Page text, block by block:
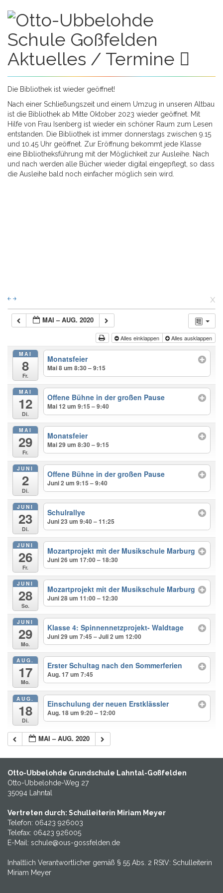
Aktuelles / Termine
Die Bibliothek ist wieder geöffnet!
Nach einer Schließungszeit und einem Umzug in unseren Altbau
ist die Bibliothek ab Mitte Oktober 2023 wieder geöffnet. Mit
Hilfe von Frau Isenberg ist wieder ein schöner Raum zum Lesen
entstanden. Die Bibliothek ist immer donnerstags zwischen 9.15
und 10.45 Uhr geöffnet. Zur Eröffnung bekommt jede Klasse
eine Bibliotheksführung mit der Möglichkeit zur Ausleihe. Nach
und nach werden alle Bücher wieder digital eingepflegt, so dass
die Ausleihe bald noch einfacher möglich sein wird.
￩ ￫ x
MAI – AUG. 2020
Alles einklappen Alles ausklappen
MAI
8
Fr.
Monatsfeier
Mai 8 um 8:30 – 9:15
MAI
12
Di.
Offene Bühne in der großen Pause
Mai 12 um 9:15 – 9:40
MAI
29
Fr.
Monatsfeier
Mai 29 um 8:30 – 9:15
JUNI
2
Di.
Offene Bühne in der großen Pause
Juni 2 um 9:15 – 9:40
JUNI
23
Di.
Schulrallye
Juni 23 um 9:40 – 11:25
JUNI
26
Fr.
Mozartprojekt mit der Musikschule Marburg
Juni 26 um 17:00 – 18:30
JUNI
28
So.
Mozartprojekt mit der Musikschule Marburg
Juni 28 um 11:00 – 12:30
JUNI
29
Mo.
Klasse 4: Spinnennetzprojekt- Waldtage
Juni 29 um 7:45 – Juli 2 um 12:00
AUG.
17
Mo.
Erster Schultag nach den Sommerferien
Aug. 17 um 7:45
AUG.
18
Di.
Einschulung der neuen Erstklässler
Aug. 18 um 9:20 – 12:00
MAI – AUG. 2020
Otto-Ubbelohde Grundschule Lahntal-Goßfelden
Otto-Ubbelohde-Weg 27
35094 Lahntal
Vertreten durch: Schulleiterin Miriam Meyer
Telefon: 06423 926003
Telefax: 06423 926005
E-Mail: schule@ous-gossfelden.de
Inhaltlich Verantwortlicher gemäß § 55 Abs. 2 RStV: Schulleiterin
Miriam Meyer